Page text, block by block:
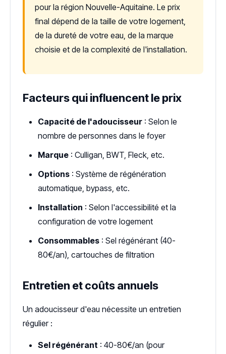
pour la région Nouvelle-Aquitaine. Le prix
final dépend de la taille de votre logement,
de la dureté de votre eau, de la marque
choisie et de la complexité de l'installation.
Facteurs qui influencent le prix
Capacité de l'adoucisseur : Selon le
nombre de personnes dans le foyer
Marque : Culligan, BWT, Fleck, etc.
Options : Système de régénération
automatique, bypass, etc.
Installation : Selon l'accessibilité et la
configuration de votre logement
Consommables : Sel régénérant (40-
80€/an), cartouches de filtration
Entretien et coûts annuels
Un adoucisseur d'eau nécessite un entretien
régulier :
Sel régénérant : 40-80€/an (pour